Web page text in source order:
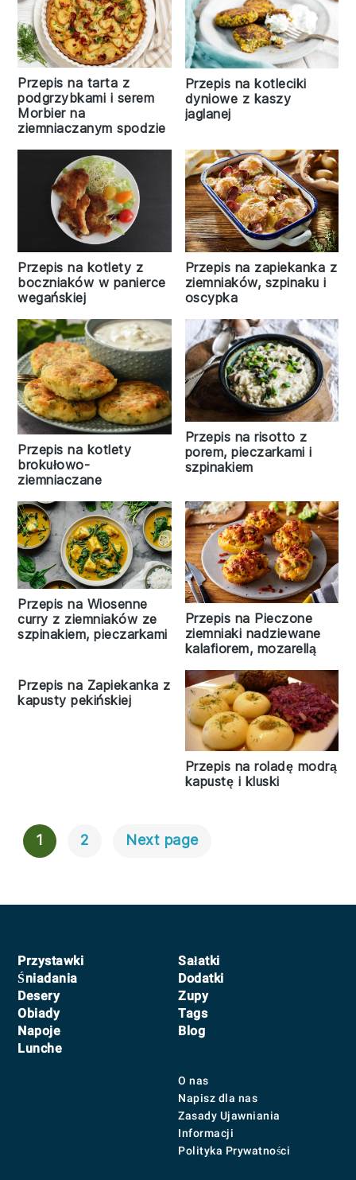
Przepis na tarta z
podgrzybkami i serem
Morbier na
ziemniaczanym spodzie
Przepis na kotleciki
dyniowe z kaszy
jaglanej
Przepis na kotlety z
boczniaków w panierce
wegańskiej
Przepis na zapiekanka z
ziemniaków, szpinaku i
oscypka
Przepis na kotlety
brokułowo-
ziemniaczane
Przepis na risotto z
porem, pieczarkami i
szpinakiem
Przepis na Wiosenne
curry z ziemniaków ze
szpinakiem, pieczarkami
Przepis na Pieczone
ziemniaki nadziewane
kalafiorem, mozarellą
Przepis na Zapiekanka z
kapusty pekińskiej
Przepis na roladę modrą
kapustę i kluski
Posts
1 2 Next page
Footer
Przystawki
Śniadania
Desery
Obiady
Napoje
Lunche
Sałatki
Dodatki
Zupy
Tags
Blog
O nas
Napisz dla nas
Zasady Ujawniania
Informacji
Polityka Prywatności